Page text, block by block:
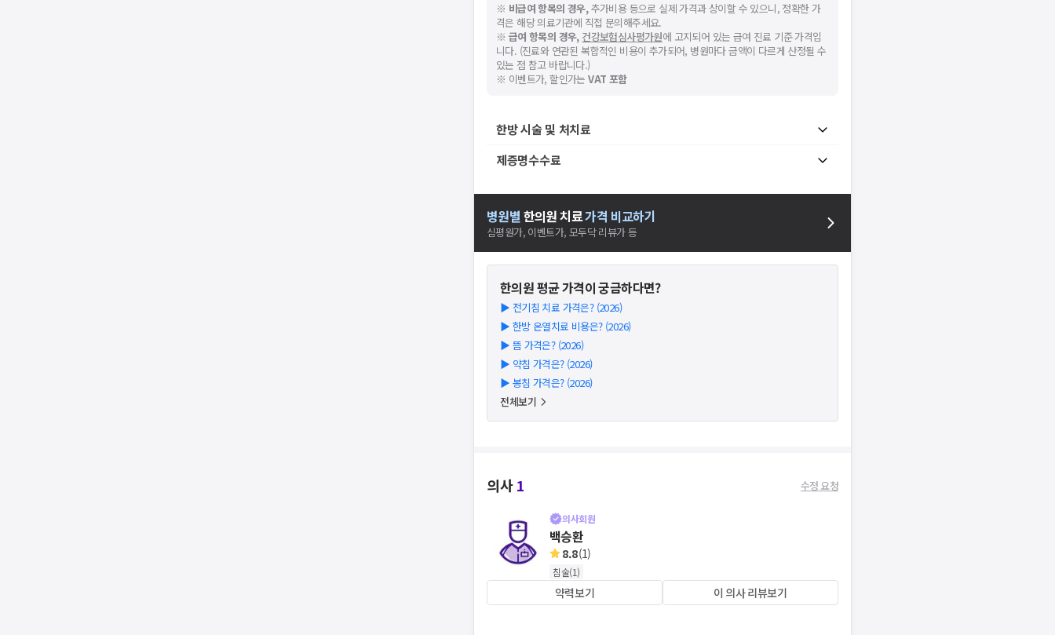
※ 비급여 항목의 경우,추가비용 등으로 실제 가격과 상이할 수 있으니, 정확한 가
격은 해당 의료기관에 직접 문의해주세요.
※ 급여 항목의 경우, 건강보험심사평가원에 고지되어 있는 급여 진료 기준 가격입
니다. (진료와 연관된 복합적인 비용이 추가되어, 병원마다 금액이 다르게 산정될 수
있는 점 참고 바랍니다.)
※ 이벤트가, 할인가는VAT 포함
한방 시술 및 처치료
제증명수수료
병원별 한의원치료가격 비교하기
심평원가, 이벤트가, 모두닥 리뷰가 등
한의원평균 가격이 궁금하다면?
▶ 전기침 치료 가격은? (2026)
▶ 한방 온열치료 비용은? (2026)
▶ 뜸 가격은? (2026)
▶ 약침 가격은? (2026)
▶ 봉침 가격은? (2026)
전체보기
의사1 수정 요청
의사회원
백승환
8.8(1)
침술(1)
약력보기 이 의사 리뷰보기